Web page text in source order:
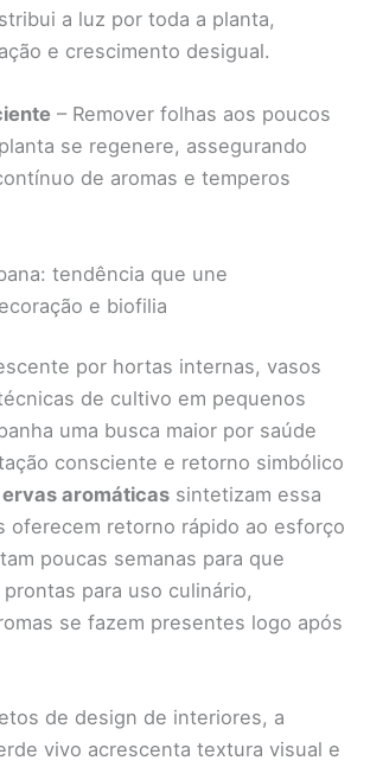
a luz por toda a planta,
e crescimento desigual.
– Remover folhas aos poucos
se regenere, assegurando
de aromas e temperos
tendência que une
e biofilia
por hortas internas, vasos
de cultivo em pequenos
uma busca maior por saúde
consciente e retorno simbólico
ervas aromáticas sintetizam essa
oferecem retorno rápido ao esforço
poucas semanas para que
para uso culinário,
se fazem presentes logo após
de design de interiores, a
vivo acrescenta textura visual e